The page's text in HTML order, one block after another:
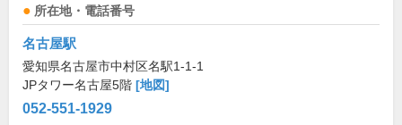
所在地・電話番号
名古屋駅
愛知県名古屋市中村区名駅1-1-1
JPタワー名古屋5階 [地図]
052-551-1929